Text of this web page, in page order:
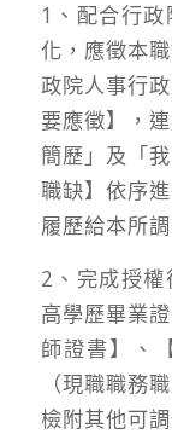
1、配合行
化，應徵本
政院人事行
要應徵】，
簡歷」及「
職缺】依序
履歷給本所調
2、完成授
高學歷畢業
師證書】、
（現職職務
檢附其他可